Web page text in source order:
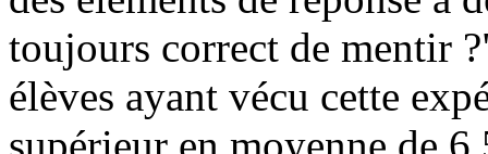
toujours correct de mentir
élèves ayant vécu cette
supérieur en moyenne de